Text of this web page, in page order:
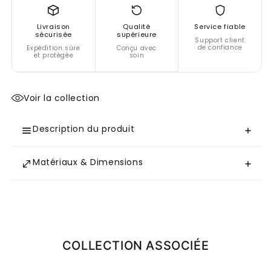
Maya
Livraison
sécurisée
Expédition sûre
et protégée
Qualité
supérieure
Conçu avec
soin
Service fiable
Support client
de confiance
Voir la collection
Description du produit
Matériaux & Dimensions
COLLECTION ASSOCIÉE